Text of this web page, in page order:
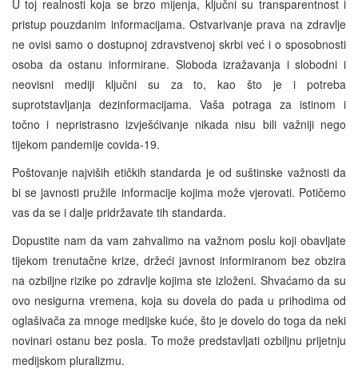
U toj realnosti koja se brzo mijenja, ključni su transparentnost i
pristup pouzdanim informacijama. Ostvarivanje prava na zdravlje
ne ovisi samo o dostupnoj zdravstvenoj skrbi već i o sposobnosti
osoba da ostanu informirane. Sloboda izražavanja i slobodni i
neovisni mediji ključni su za to, kao što je i potreba
suprotstavljanja dezinformacijama. Vaša potraga za istinom i
točno i nepristrasno izvješćivanje nikada nisu bili važniji nego
tijekom pandemije covida-19.
Poštovanje najviših etičkih standarda je od suštinske važnosti da
bi se javnosti pružile informacije kojima može vjerovati. Potičemo
vas da se i dalje pridržavate tih standarda.
Dopustite nam da vam zahvalimo na važnom poslu koji obavljate
tijekom trenutačne krize, držeći javnost informiranom bez obzira
na ozbiljne rizike po zdravlje kojima ste izloženi. Shvaćamo da su
ovo nesigurna vremena, koja su dovela do pada u prihodima od
oglašivača za mnoge medijske kuće, što je dovelo do toga da neki
novinari ostanu bez posla. To može predstavljati ozbiljnu prijetnju
medijskom pluralizmu.